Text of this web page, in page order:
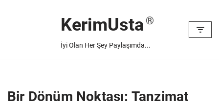
KerimUsta
İyi Olan Her Şey Paylaşımda...
Bir Dönüm Noktası: Tanzimat